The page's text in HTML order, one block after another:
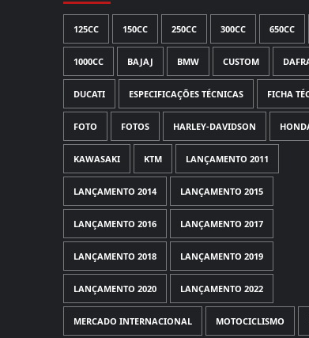
125CC 150CC 250CC 300CC 650CC
1000CC BAJAJ BMW CUSTOM
DUCATI ESPECIFICAÇÕES TÉCNICAS FICHA
FOTO FOTOS HARLEY-DAVIDSON
KAWASAKI KTM LANÇAMENTO 2011
LANÇAMENTO 2014 LANÇAMENTO 2015
LANÇAMENTO 2016 LANÇAMENTO 2017
LANÇAMENTO 2018 LANÇAMENTO 2019
LANÇAMENTO 2020 LANÇAMENTO 2022
MERCADO INTERNACIONAL MOTOCICLISMO